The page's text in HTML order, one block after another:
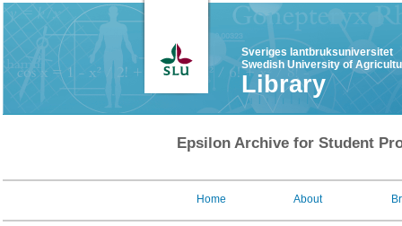
Sveriges lantbruksuniversitet
Swedish University of
Library
Epsilon Archive for Student
Home About